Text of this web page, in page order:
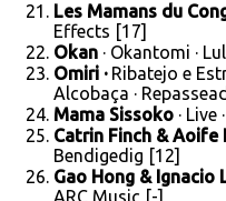
Les Mamans du
Effects [17]
Okan · Okantomi ·
Omiri ·Ribatejo e
Alcobaça ·
Mama Sissoko · Live
Catrin Finch & Aoife
Bendigedig [12]
Gao Hong &
ARC Music [-]